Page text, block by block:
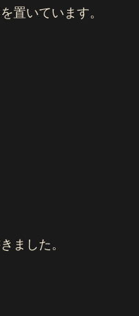
置いています。
ました。